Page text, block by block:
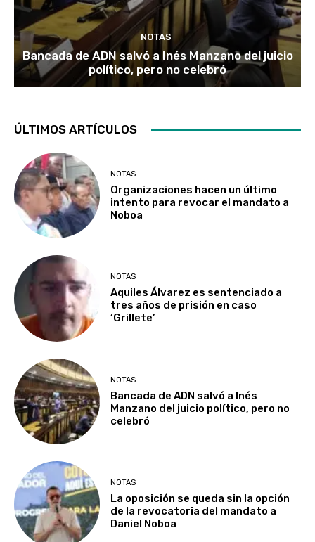
NOTAS
Bancada de ADN salvó a Inés Manzano del juicio
político, pero no celebró
ÚLTIMOS ARTÍCULOS
NOTAS
Organizaciones hacen un último
intento para revocar el mandato a
Noboa
NOTAS
Aquiles Álvarez es sentenciado a
tres años de prisión en caso
‘Grillete’
NOTAS
Bancada de ADN salvó a Inés
Manzano del juicio político, pero no
celebró
NOTAS
La oposición se queda sin la opción
de la revocatoria del mandato a
Daniel Noboa